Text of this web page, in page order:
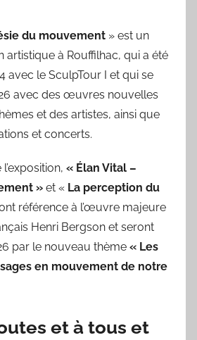
du mouvement » est un
artistique à Rouffilhac, qui a été
avec le SculpTour I et qui se
avec des œuvres nouvelles
et des artistes, ainsi que
et concerts.
« Élan Vital –
» et « La perception du
référence à l’œuvre majeure
Henri Bergson et seront
par le nouveau thème « Les
en mouvement de notre
et à tous et